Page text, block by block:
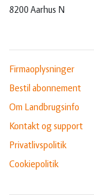
8200 Aarhus N
Firmaoplysninger
Bestil abonnement
Om Landbrugsinfo
Kontakt og support
Privatlivspolitik
Cookiepolitik